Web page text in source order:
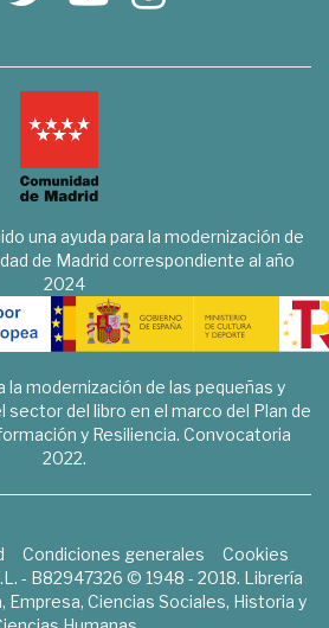
una ayuda para la modernización de
de Madrid correspondiente al año
2024
la modernización de las pequeñas y
sector del libro en el marco del Plan de
y Resiliencia. Convocatoria
2022.
Condiciones generales
Cookies
- B82947326 © 1948 - 2018. Librería
Empresa, Ciencias Sociales, Historia y